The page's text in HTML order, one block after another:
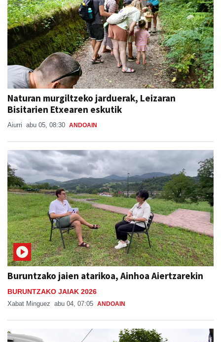
Naturan murgiltzeko jarduerak, Leizaran
Bisitarien Etxearen eskutik
Aiurri abu 05, 08:30 ANDOAIN
Buruntzako jaien atarikoa, Ainhoa Aiertzarekin
BURUNTZAKO JAIAK 2026
Xabat Minguez abu 04, 07:05 ANDOAIN